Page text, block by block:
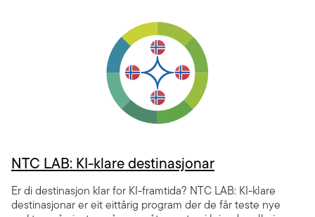
NTC LAB: KI-klare destinasjonar
Er di destinasjon klar for KI-framtida? NTC LAB: KI-klare
destinasjonar er eit eittårig program der de får teste nye